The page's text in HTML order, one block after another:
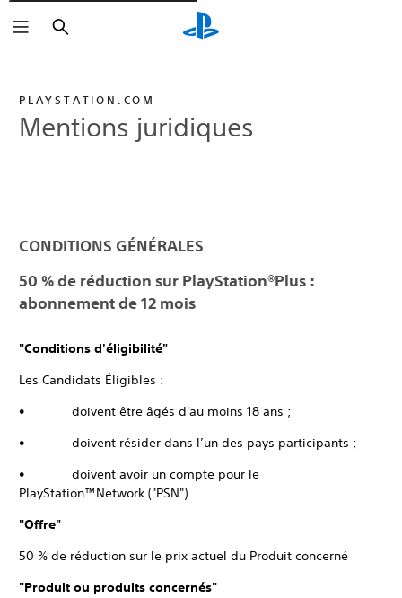
Rechercher
PLAYSTATION.COM
Mentions juridiques
CONDITIONS GÉNÉRALES
50 % de réduction sur PlayStation®Plus :
abonnement de 12 mois
"Conditions d'éligibilité"
Les Candidats Éligibles :
• doivent être âgés d'au moins 18 ans ;
• doivent résider dans l’un des pays participants ;
• doivent avoir un compte pour le
PlayStation™Network ("PSN")
"Offre"
50 % de réduction sur le prix actuel du Produit concerné
"Produit ou produits concernés"